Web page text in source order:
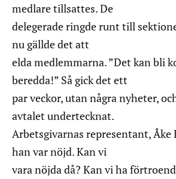
medlare tillsattes. De
delegerade ringde runt till
nu gällde det att
elda medlemmarna. ”Det kan bli
beredda!” Så gick det ett
par veckor, utan några nyheter,
avtalet undertecknat.
Arbetsgivarnas representant, Åke
han var nöjd. Kan vi
vara nöjda då? Kan vi ha